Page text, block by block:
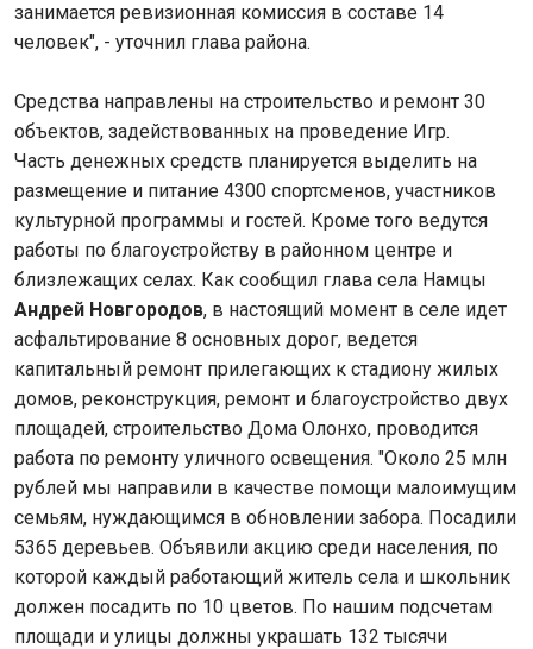
занимается ревизионная комиссия в составе 14
человек", - уточнил глава района.
Средства направлены на строительство и ремонт 30
объектов, задействованных на проведение Игр.
Часть денежных средств планируется выделить на
размещение и питание 4300 спортсменов, участников
культурной программы и гостей. Кроме того ведутся
работы по благоустройству в районном центре и
близлежащих селах. Как сообщил глава села Намцы
Андрей Новгородов, в настоящий момент в селе идет
асфальтирование 8 основных дорог, ведется
капитальный ремонт прилегающих к стадиону жилых
домов, реконструкция, ремонт и благоустройство двух
площадей, строительство Дома Олонхо, проводится
работа по ремонту уличного освещения. "Около 25 млн
рублей мы направили в качестве помощи малоимущим
семьям, нуждающимся в обновлении забора. Посадили
5365 деревьев. Объявили акцию среди населения, по
которой каждый работающий житель села и школьник
должен посадить по 10 цветов. По нашим подсчетам
площади и улицы должны украшать 132 тысячи